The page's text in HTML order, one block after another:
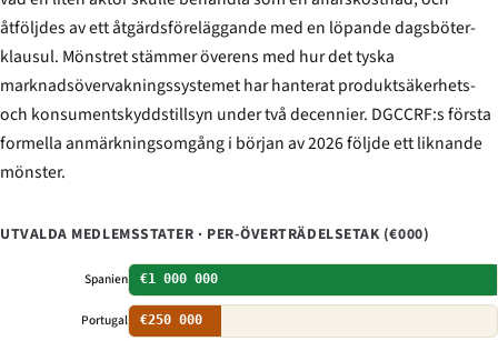
åtföljdes av ett åtgärdsföreläggande med en löpande dagsböter-
klausul. Mönstret stämmer överens med hur det tyska
marknadsövervakningssystemet har hanterat produktsäkerhets-
och konsumentskyddstillsyn under två decennier. DGCCRF:s första
formella anmärknings­omgång i början av 2026 följde ett liknande
mönster.
UTVALDA MEDLEMSSTATER · PER-ÖVERTRÄDELSETAK (€000)
Spanien €1 000 000
Portugal €250 000